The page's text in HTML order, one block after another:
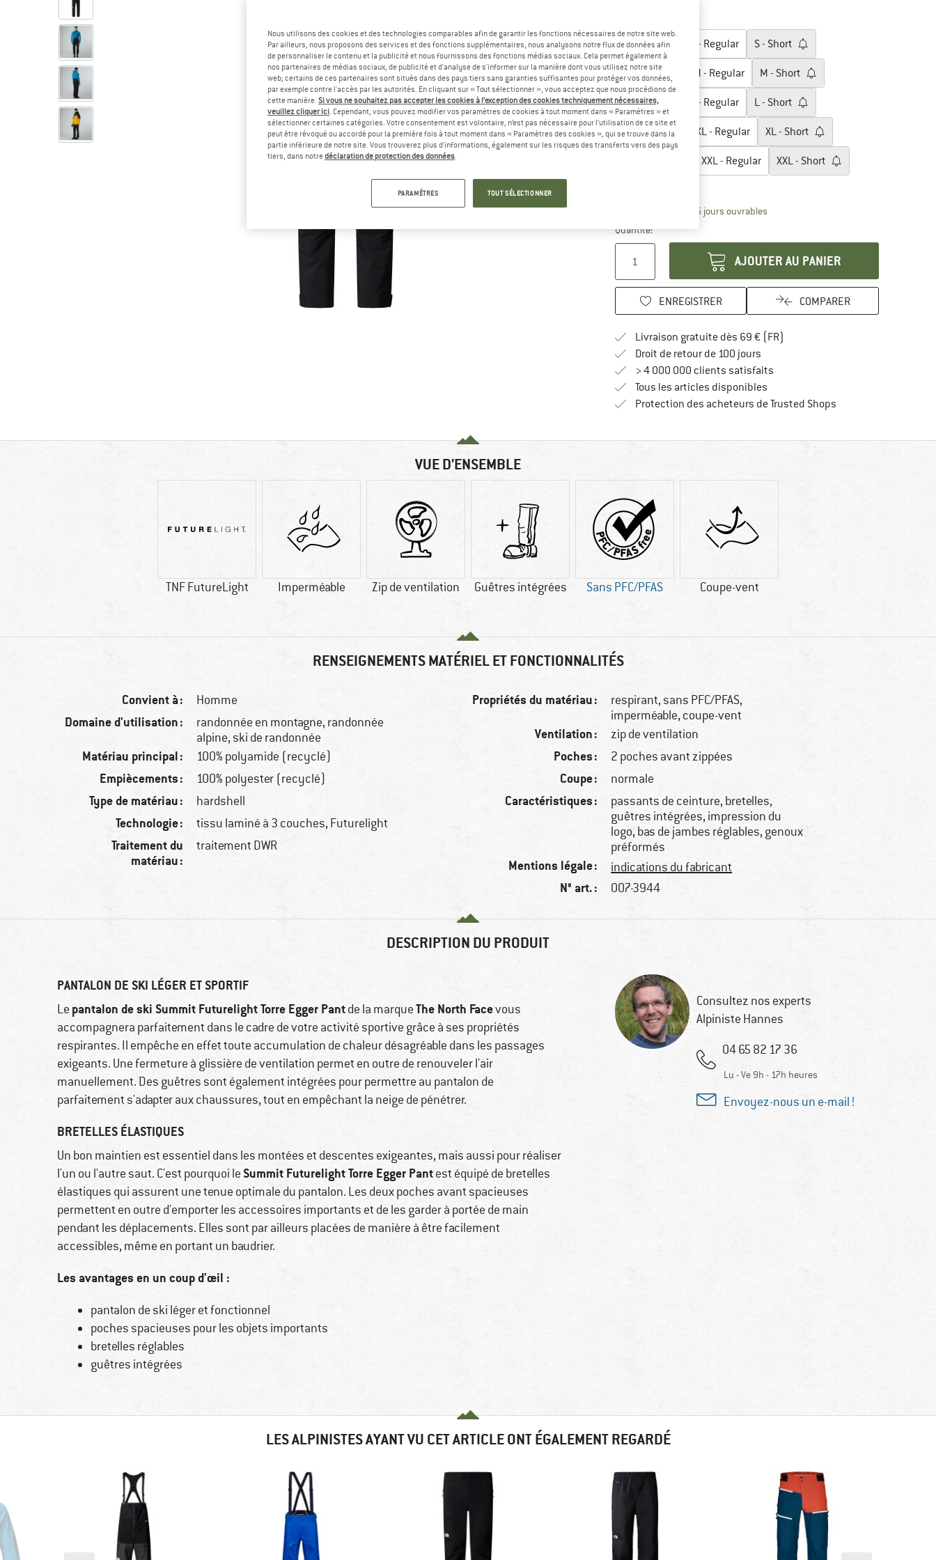
S - Long S - Regular S - Short
M - Long M - Regular M - Short
L - Long L - Regular L - Short
XL - Long XL - Regular XL - Short
XXL - Regular XXL - Short
Délai de livraison: 3-5 jours ouvrablesLe lien s'ouvre dans une boîte
Quantité:
AJOUTER AU PANIER
ENREGISTRER COMPARER
Livraison gratuite dès 69 € (FR)
Droit de retour de 100 joursTrouve les informations de
> 4 000 000 clients satisfaits
Tous les articles disponibles
Protection des acheteurs de Trusted ShopsTrouve toutes les
VUE D'ENSEMBLE
TNF FutureLight Imperméable Zip de ventilation Guêtres intégrées Sans PFC/PFAS Coupe-vent
RENSEIGNEMENTS MATÉRIEL ET FONCTIONNALITÉS
Convient à : Homme
Domaine d'utilisation :
randonnée en montagne, randonnée
alpine, ski de randonnée
Matériau principal : 100% polyamide (recyclé)
Empiècements : 100% polyester (recyclé)
Type de matériau : hardshell
Technologie : tissu laminé à 3 couches, Futurelight
Traitement du
matériau :
traitement DWR
Propriétés du matériau :
respirant, sans PFC/PFAS,
imperméable, coupe-vent
Ventilation : zip de ventilation
Poches : 2 poches avant zippées
Coupe : normale
Caractéristiques :
passants de ceinture, bretelles,
guêtres intégrées, impression du
logo, bas de jambes réglables, genoux
préformés
Mentions légale : indications du fabricant
N° art. : 007-3944
DESCRIPTION DU PRODUIT
PANTALON DE SKI LÉGER ET SPORTIF
Le pantalon de ski Summit Futurelight Torre Egger Pantde la marqueThe North Facevous
accompagnera parfaitement dans le cadre de votre activité sportive grâce à ses propriétés
respirantes. Il empêche en effet toute accumulation de chaleur désagréable dans les passages
exigeants. Une fermeture à glissière de ventilation permet en outre de renouveler l'air
manuellement. Des guêtres sont également intégrées pour permettre au pantalon de
parfaitement s'adapter aux chaussures, tout en empêchant la neige de pénétrer.
BRETELLES ÉLASTIQUES
Un bon maintien est essentiel dans les montées et descentes exigeantes, mais aussi pour réaliser
l'un ou l'autre saut. C'est pourquoi leSummit Futurelight Torre Egger Pantest équipé de bretelles
élastiques qui assurent une tenue optimale du pantalon. Les deux poches avant spacieuses
permettent en outre d'emporter les accessoires importants et de les garder à portée de main
pendant les déplacements. Elles sont par ailleurs placées de manière à être facilement
accessibles, même en portant un baudrier.
Les avantages en un coup d'œil :
pantalon de ski léger et fonctionnel
poches spacieuses pour les objets importants
bretelles réglables
guêtres intégrées
Consultez nos experts
Alpiniste Hannes
04 65 82 17 36
Lu - Ve 9h - 17h heures
Envoyez-nous un e-mail !
LES ALPINISTES AYANT VU CET ARTICLE ONT ÉGALEMENT REGARDÉ
Nous utilisons des cookies et des technologies comparables afin de garantir les fonctions nécessaires de notre site web.
Par ailleurs, nous proposons des services et des fonctions supplémentaires, nous analysons notre flux de données afin
de personnaliser le contenu et la publicité et nous fournissons des fonctions médias sociaux. Cela permet également à
nos partenaires de médias sociaux, de publicité et d'analyse de s'informer sur la manière dont vous utilisez notre site
web; certains de ces partenaires sont situés dans des pays tiers sans garanties suffisantes pour protéger vos données,
par exemple contre l'accès par les autorités. En cliquant sur « Tout sélectionner », vous acceptez que nous procédions de
cette manière. Si vous ne souhaitez pas accepter les cookies à l’exception des cookies techniquement nécessaires,
veuillez cliquer ici. Cependant, vous pouvez modifier vos paramètres de cookies à tout moment dans « Paramètres » et
sélectionner certaines catégories. Votre consentement est volontaire, n’est pas nécessaire pour l’utilisation de ce site et
peut être révoqué ou accordé pour la première fois à tout moment dans « Paramètres des cookies », qui se trouve dans la
partie inférieure de notre site. Vous trouverez plus d'informations, également sur les risques des transferts vers des pays
tiers, dans notredéclaration de protection des données.
PARAMÈTRES TOUT SÉLECTIONNER